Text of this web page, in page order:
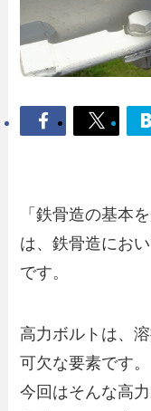
「鉄骨造の基本
は、鉄骨造にお
です。
高力ボルトは、
可欠な要素です。
今回はそんな高